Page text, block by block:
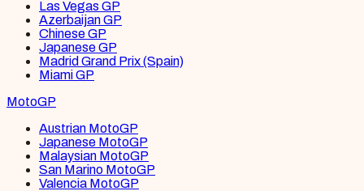
Las Vegas GP
Azerbaijan GP
Chinese GP
Japanese GP
Madrid Grand Prix (Spain)
Miami GP
MotoGP
Austrian MotoGP
Japanese MotoGP
Malaysian MotoGP
San Marino MotoGP
Valencia MotoGP